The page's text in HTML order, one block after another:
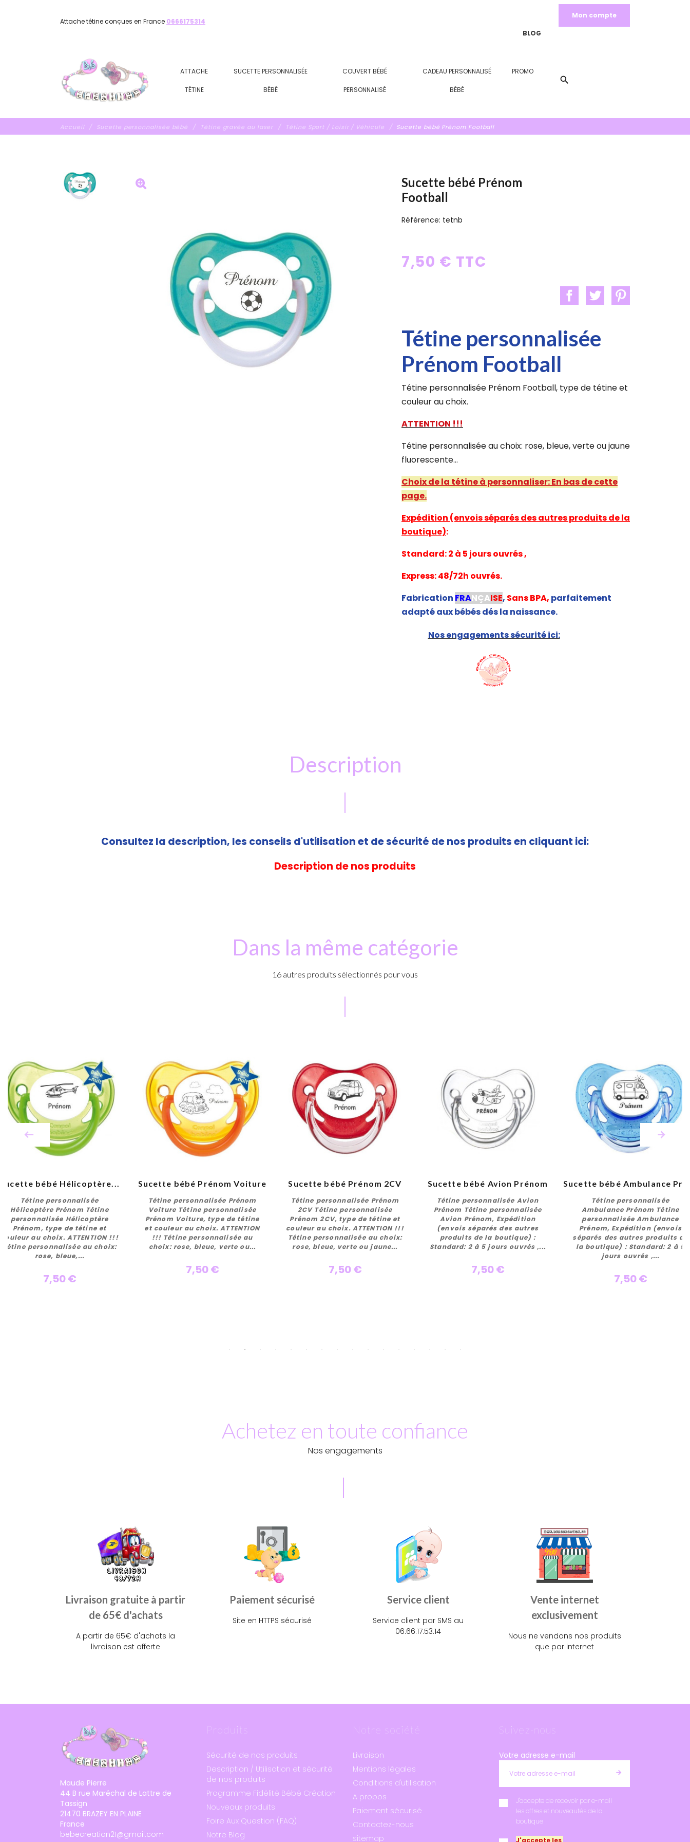
Attache tétine conçues en France 0666175314
Mon compte
BLOG
ATTACHE
TÉTINE
SUCETTE PERSONNALISÉE
BÉBÉ
COUVERT BÉBÉ
PERSONNALISÉ
CADEAU PERSONNALISÉ
BÉBÉ
PROMO
search
Accueil Sucette personnalisée bébé Tétine gravée au laser Tétine Sport / Loisir / Véhicule Sucette bébé Prénom Football
Sucette bébé Prénom
Football
Référence: tetnb
7,50 € TTC
Tétine personnalisée
Prénom Football
Tétine personnalisée Prénom Football, type de tétine et
couleur au choix.
ATTENTION !!!
Tétine personnalisée au choix: rose, bleue, verte ou jaune
fluorescente...
Choix de la tétine à personnaliser: En bas de cette
page.
Expédition (envois séparés des autres produits de la
boutique):
Standard: 2 à 5 jours ouvrés ,
Express: 48/72h ouvrés.
Fabrication FRANÇAISE, Sans BPA, parfaitement
adapté aux bébés dés la naissance.
Nos engagements sécurité ici:
Description
Consultez la description, les conseils d'utilisation et de sécurité de nos produits en cliquant ici:
Description de nos produits
Dans la même catégorie
16 autres produits sélectionnés pour vous
Personnaliser
Sucette bébé Hélicoptère...
Tétine personnalisée
Hélicoptère Prénom Tétine
personnalisée Hélicoptère
Prénom, type de tétine et
couleur au choix. ATTENTION !!!
Tétine personnalisée au choix:
rose, bleue,...
7,50 €
Personnaliser
Sucette bébé Prénom Voiture
Tétine personnalisée Prénom
Voiture Tétine personnalisée
Prénom Voiture, type de tétine
et couleur au choix. ATTENTION
!!! Tétine personnalisée au
choix: rose, bleue, verte ou...
7,50 €
Personnaliser
Sucette bébé Prénom 2CV
Tétine personnalisée Prénom
2CV Tétine personnalisée
Prénom 2CV, type de tétine et
couleur au choix. ATTENTION !!!
Tétine personnalisée au choix:
rose, bleue, verte ou jaune...
7,50 €
Personnaliser
Sucette bébé Avion Prénom
Tétine personnalisée Avion
Prénom Tétine personnalisée
Avion Prénom, Expédition
(envois séparés des autres
produits de la boutique) :
Standard: 2 à 5 jours ouvrés ,...
7,50 €
Personnaliser
Tétine personnalisée
Ambulance Prénom Tétine
personnalisée Ambulance
Prénom, Expédition (envois
séparés des autres produits de
la boutique) : Standard: 2 à 5
jours ouvrés ,...
7,50 €
Achetez en toute confiance
Nos engagements
Livraison gratuite à partir
de 65€ d'achats
A partir de 65€ d'achats la
livraison est offerte
Paiement sécurisé
Site en HTTPS sécurisé
Service client
Service client par SMS au
06.66.17.53.14
Vente internet
exclusivement
Nous ne vendons nos produits
que par internet
Maude Pierre
44 B rue Maréchal de Lattre de
Tassign
21470 BRAZEY EN PLAINE
France
bebecreation21@gmail.com
Produits
Sécurité de nos produits
Description / Utilisation et sécurité
de nos produits
Programme Fidélité Bébé Création
Nouveaux produits
Foire Aux Question (FAQ)
Notre Blog
Notre société
Livraison
Mentions légales
Conditions d'utilisation
A propos
Paiement sécurisé
Contactez-nous
sitemap
Suivez-nous
Votre adresse e-mail
J'accepte de recevoir par e-mail
les offres et nouveautés de la
boutique
J'accepte les